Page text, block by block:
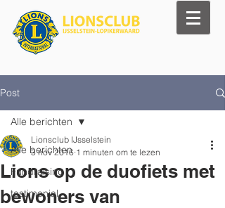
Post
Alle berichten
Fundraising
testimonial
Alle berichten
Lions op de duofiets met
bewoners van
Lionsclub IJsselstein
3 nov 2016 1 minuten om te lezen